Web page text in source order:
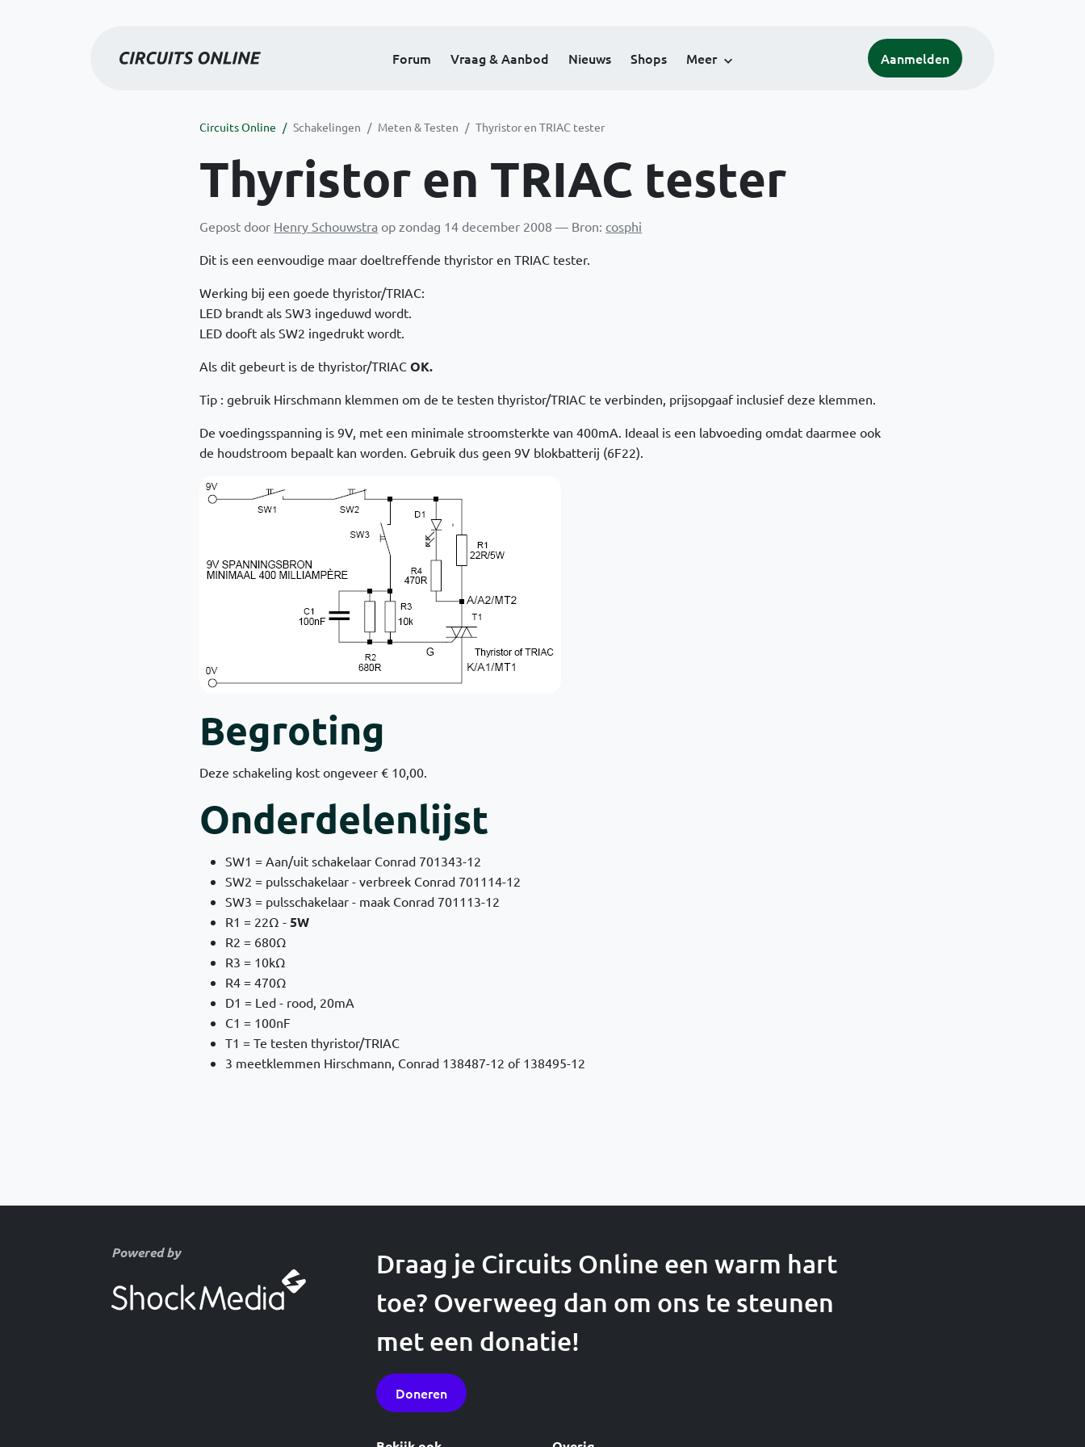
Forum Vraag & Aanbod Nieuws Shops Meer Aanmelden
Circuits Online Schakelingen Meten & Testen Thyristor en TRIAC tester
Thyristor en TRIAC tester
Gepost door Henry Schouwstra op zondag 14 december 2008 — Bron: cosphi
Dit is een eenvoudige maar doeltreffende thyristor en TRIAC tester.
Werking bij een goede thyristor/TRIAC:
LED brandt als SW3 ingeduwd wordt.
LED dooft als SW2 ingedrukt wordt.
Als dit gebeurt is de thyristor/TRIACOK.
Tip : gebruik Hirschmann klemmen om de te testen thyristor/TRIAC te verbinden, prijsopgaaf inclusief deze klemmen.
De voedingsspanning is 9V, met een minimale stroomsterkte van 400mA. Ideaal is een labvoeding omdat daarmee ook
de houdstroom bepaalt kan worden. Gebruik dus geen 9V blokbatterij (6F22).
Begroting
Deze schakeling kost ongeveer € 10,00.
Onderdelenlijst
SW1 = Aan/uit schakelaar Conrad 701343-12
SW2 = pulsschakelaar - verbreek Conrad 701114-12
SW3 = pulsschakelaar - maak Conrad 701113-12
R1 = 22Ω -5W
R2 = 680Ω
R3 = 10kΩ
R4 = 470Ω
D1 = Led - rood, 20mA
C1 = 100nF
T1 = Te testen thyristor/TRIAC
3 meetklemmen Hirschmann, Conrad 138487-12 of 138495-12
Powered by
Draag je Circuits Online een warm hart
toe? Overweeg dan om ons te steunen
met een donatie!
Doneren